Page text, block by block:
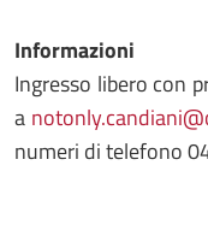
Informazioni
Ingresso libero con
a
numeri di telefono